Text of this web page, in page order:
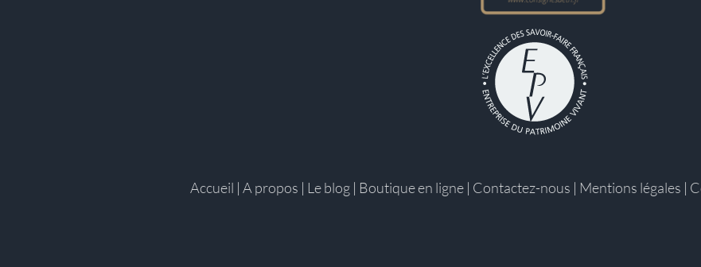
Accueil | A propos | Le blog | Boutique en ligne | Contactez-nous | Mentions légales |